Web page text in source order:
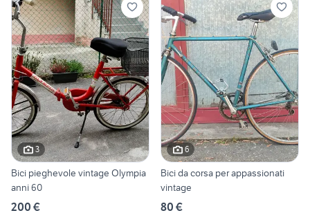
3
Bici pieghevole vintage Olympia
anni 60
200 €
6
Bici da corsa per appassionati
vintage
80 €